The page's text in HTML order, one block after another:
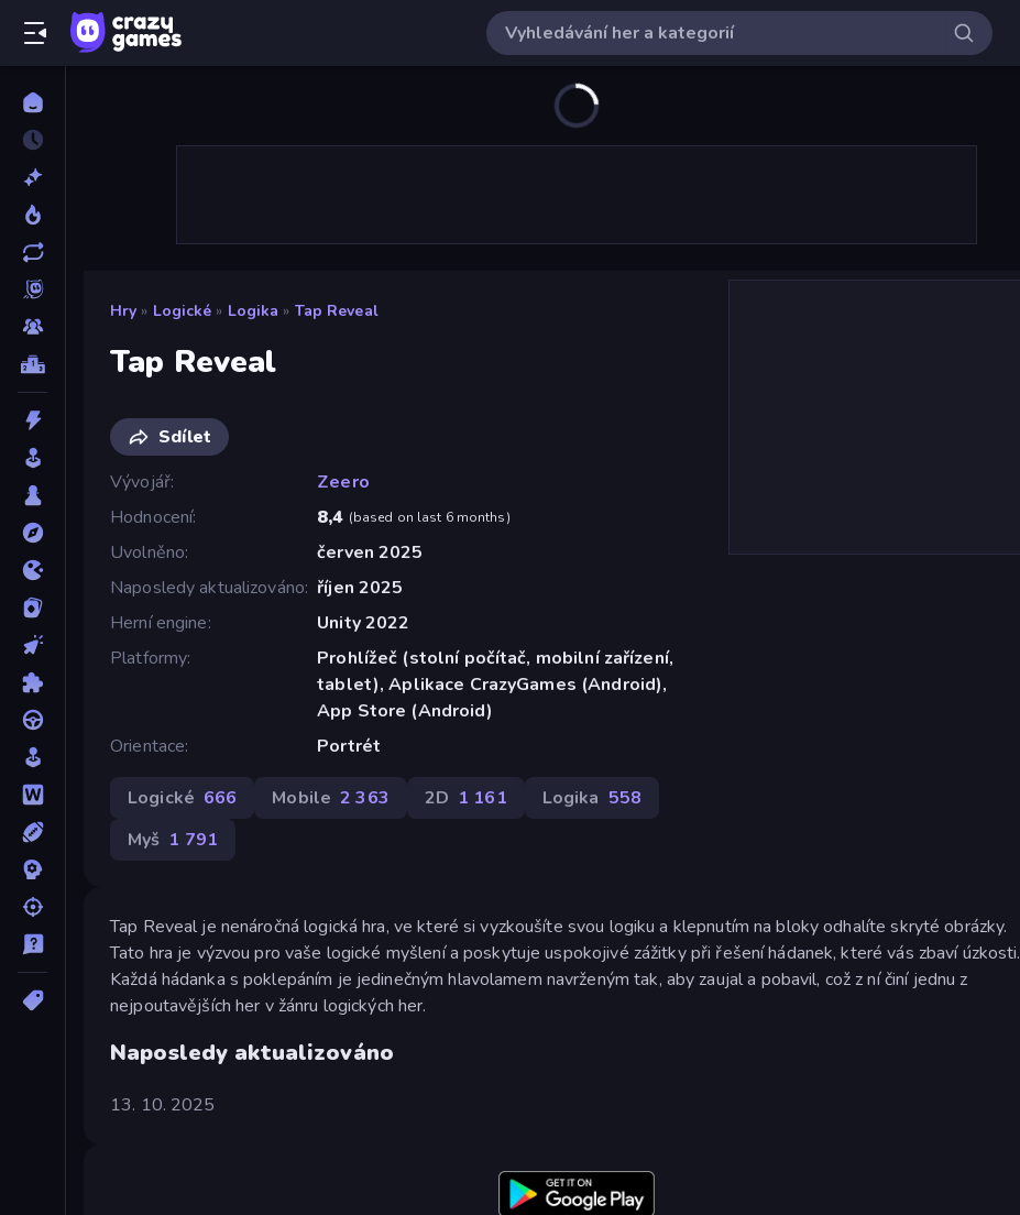
Hry » Logické » Logika » Tap Reveal
Tap Reveal
Sdílet
Vývojář
Zeero
Hodnocení
8,4 (based on last 6 months)
Uvolněno
červen 2025
Naposledy aktualizováno říjen 2025
Herní engine
Unity 2022
Platformy
Prohlížeč (stolní počítač, mobilní zařízení,
tablet), Aplikace CrazyGames (Android),
App Store (Android)
Orientace
Portrét
Logické 666 Mobile 2 363 2D 1 161 Logika 558
Myš 1 791
Tap Reveal je nenáročná logická hra, ve které si vyzkoušíte svou logiku a klepnutím na bloky odhalíte skryté obrázky.
Tato hra je výzvou pro vaše logické myšlení a poskytuje uspokojivé zážitky při řešení hádanek, které vás zbaví úzkosti.
Každá hádanka s poklepáním je jedinečným hlavolamem navrženým tak, aby zaujal a pobavil, což z ní činí jednu z
nejpoutavějších her v žánru logických her.
Naposledy aktualizováno
13. 10. 2025